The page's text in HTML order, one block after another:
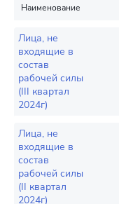
Наименование
Лица, не
входящие в
состав
рабочей силы
(III квартал
2024г)
Лица, не
входящие в
состав
рабочей силы
(II квартал
2024г)